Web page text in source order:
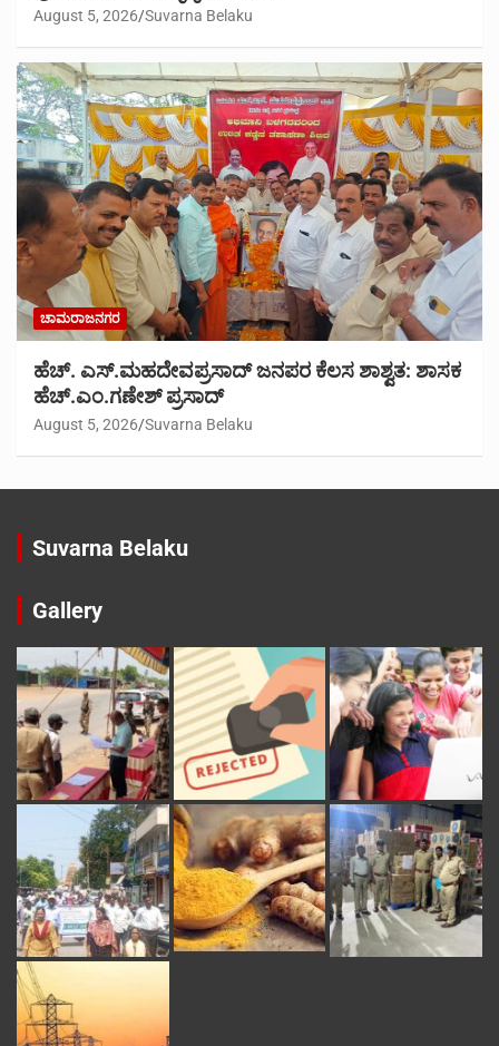
August 5, 2026 Suvarna Belaku
ಚಾಮರಾಜನಗರ
ಹೆಚ್. ಎಸ್.ಮಹದೇವಪ್ರಸಾದ್ ಜನಪರ ಕೆಲಸ ಶಾಶ್ವತ: ಶಾಸಕ
ಹೆಚ್.ಎಂ.ಗಣೇಶ್ ಪ್ರಸಾದ್
August 5, 2026 Suvarna Belaku
Suvarna Belaku
Gallery